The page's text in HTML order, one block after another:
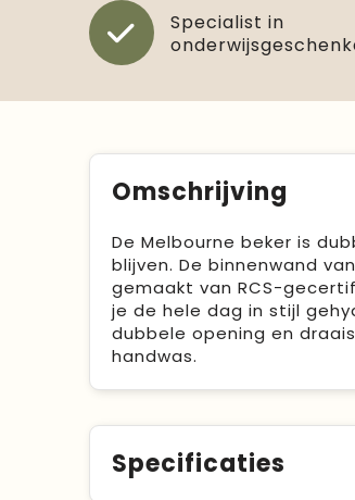
Specialist in
Omschrijving
De Melbourne beker is
blijven. De binnenwand
gemaakt van RCS-
je de hele dag in stijl
dubbele opening en
handwas.
Specificaties